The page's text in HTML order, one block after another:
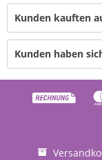
Kunden kauften
Kunden haben